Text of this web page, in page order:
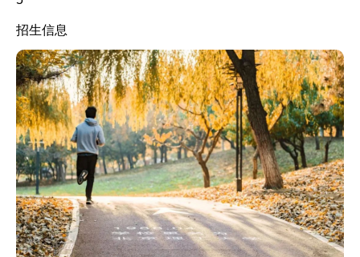
招生信息